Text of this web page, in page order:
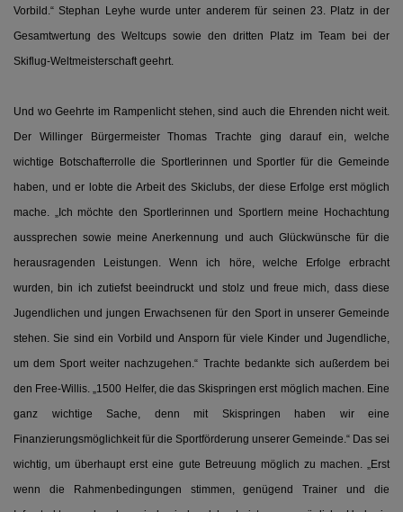
Vorbild.“ Stephan Leyhe wurde unter anderem für seinen 23. Platz in der
Gesamtwertung des Weltcups sowie den dritten Platz im Team bei der
Skiflug-Weltmeisterschaft geehrt.
Und wo Geehrte im Rampenlicht stehen, sind auch die Ehrenden nicht weit.
Der Willinger Bürgermeister Thomas Trachte ging darauf ein, welche
wichtige Botschafterrolle die Sportlerinnen und Sportler für die Gemeinde
haben, und er lobte die Arbeit des Skiclubs, der diese Erfolge erst möglich
mache. „Ich möchte den Sportlerinnen und Sportlern meine Hochachtung
aussprechen sowie meine Anerkennung und auch Glückwünsche für die
herausragenden Leistungen. Wenn ich höre, welche Erfolge erbracht
wurden, bin ich zutiefst beeindruckt und stolz und freue mich, dass diese
Jugendlichen und jungen Erwachsenen für den Sport in unserer Gemeinde
stehen. Sie sind ein Vorbild und Ansporn für viele Kinder und Jugendliche,
um dem Sport weiter nachzugehen.“ Trachte bedankte sich außerdem bei
den Free-Willis. „1500 Helfer, die das Skispringen erst möglich machen. Eine
ganz wichtige Sache, denn mit Skispringen haben wir eine
Finanzierungsmöglichkeit für die Sportförderung unserer Gemeinde.“ Das sei
wichtig, um überhaupt erst eine gute Betreuung möglich zu machen. „Erst
wenn die Rahmenbedingungen stimmen, genügend Trainer und die